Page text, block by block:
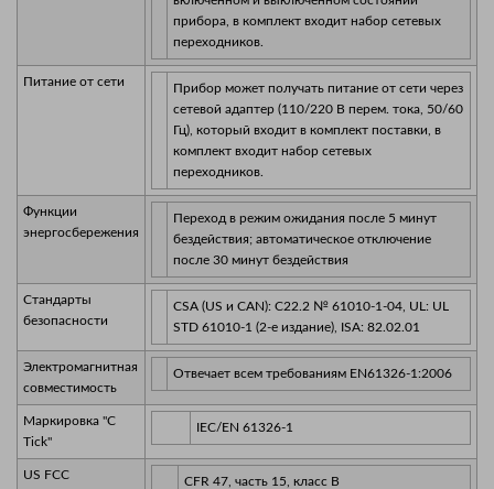
прибора, в комплект входит набор сетевых
переходников.
Питание от сети
Прибор может получать питание от сети через
сетевой адаптер (110/220 В перем. тока, 50/60
Гц), который входит в комплект поставки, в
комплект входит набор сетевых
переходников.
Функции
энергосбережения
Переход в режим ожидания после 5 минут
бездействия; автоматическое отключение
после 30 минут бездействия
Стандарты
безопасности
CSA (US и CAN): C22.2 № 61010-1-04, UL: UL
STD 61010-1 (2-е издание), ISA: 82.02.01
Электромагнитная
совместимость
Отвечает всем требованиям EN61326-1:2006
Маркировка "C
Tick"
IEC/EN 61326-1
US FCC CFR 47, часть 15, класс В